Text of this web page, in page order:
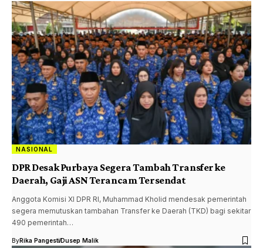
NASIONAL
DPR Desak Purbaya Segera Tambah Transfer ke
Daerah, Gaji ASN Terancam Tersendat
Anggota Komisi XI DPR RI, Muhammad Kholid mendesak pemerintah
segera memutuskan tambahan Transfer ke Daerah (TKD) bagi sekitar
490 pemerintah…
ByRika PangestiDusep Malik